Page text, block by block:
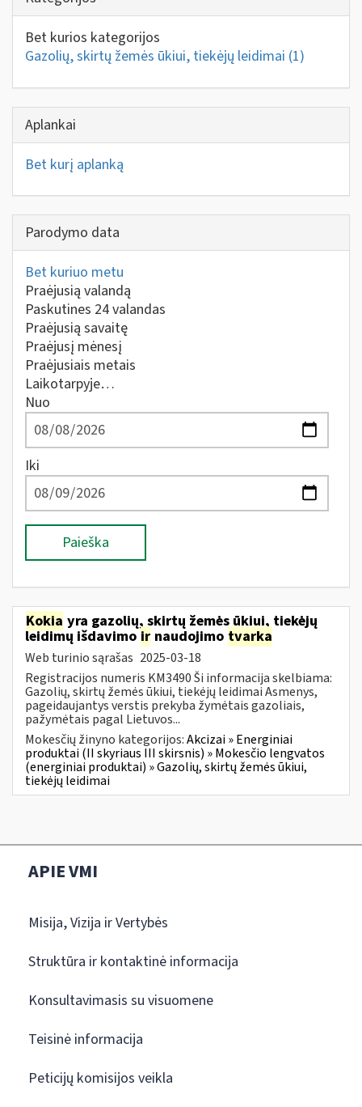
Bet kurios kategorijos
Gazolių, skirtų žemės ūkiui, tiekėjų leidimai (1)
Aplankai
Bet kurį aplanką
Parodymo data
Bet kuriuo metu
Praėjusią valandą
Paskutines 24 valandas
Praėjusią savaitę
Praėjusį mėnesį
Praėjusiais metais
Laikotarpyje…
Nuo
Iki
Paieška
Kokia yra gazolių, skirtų žemės ūkiui, tiekėjų
leidimų išdavimo ir naudojimo tvarka
Web turinio sąrašas 2025-03-18
Registracijos numeris KM3490 Ši informacija skelbiama:
Gazolių, skirtų žemės ūkiui, tiekėjų leidimai Asmenys,
pageidaujantys verstis prekyba žymėtais gazoliais,
pažymėtais pagal Lietuvos...
Mokesčių žinyno kategorijos:Akcizai » Energiniai
produktai (II skyriaus III skirsnis) » Mokesčio lengvatos
(energiniai produktai) » Gazolių, skirtų žemės ūkiui,
tiekėjų leidimai
APIE VMI
Misija, Vizija ir Vertybės
Struktūra ir kontaktinė informacija
Konsultavimasis su visuomene
Teisinė informacija
Peticijų komisijos veikla